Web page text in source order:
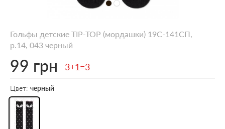
Гольфы детские TIP-TOP (мордашки) 19С-141СП,
р.14, 043 черный
99 грн 3+1=3
Цвет: черный